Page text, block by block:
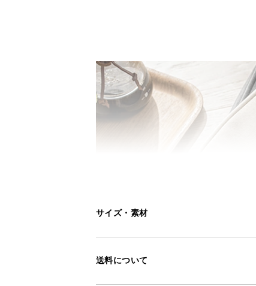
サイズ・素材
送料について